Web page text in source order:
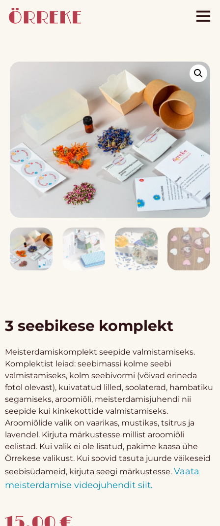
3 seebikese komplekt
Meisterdamiskomplekt seepide valmistamiseks.
Komplektist leiad: seebimassi kolme seebi
valmistamiseks, kolm seebivormi (võivad erineda
fotol olevast), kuivatatud lilled, soolaterad, hambatiku
segamiseks, aroomiõli, meisterdamisjuhendi nii
seepide kui kinkekottide valmistamiseks.
Aroomiõlide valik on vaarikas, mustikas, tsitrus ja
lavendel. Kirjuta märkustesse millist aroomiõli
eelistad. Kui valik ei ole lisatud, pakime kaasa ühe
Örrekese valikust. Kui soovid tasuta juurde väikeseid
seebisüdameid, kirjuta seegi märkustesse. Vaata
meisterdamise videojuhendit siit.